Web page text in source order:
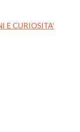
E CURIOSITA'